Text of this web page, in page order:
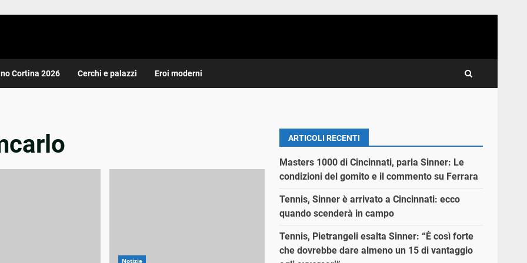
Cortina 2026 Cerchi e palazzi Eroi moderni
Notizie
ARTICOLI RECENTI
Masters 1000 di Cincinnati, parla Sinner: Le
condizioni del gomito e il commento su Ferrara
Tennis, Sinner è arrivato a Cincinnati: ecco
quando scenderà in campo
Tennis, Pietrangeli esalta Sinner: “È così forte
che dovrebbe dare almeno un 15 di vantaggio